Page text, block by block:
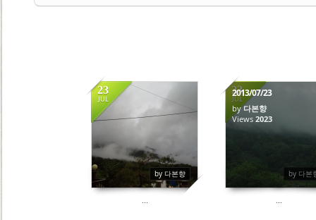
23
JUL
by 다본향
2122
...
23
JUL
by 다본
2013/07/23
by다본향
Views 2023
...